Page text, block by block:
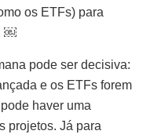
os ETFs) para
￼
pode ser decisiva:
e os ETFs forem
haver uma
projetos. Já para